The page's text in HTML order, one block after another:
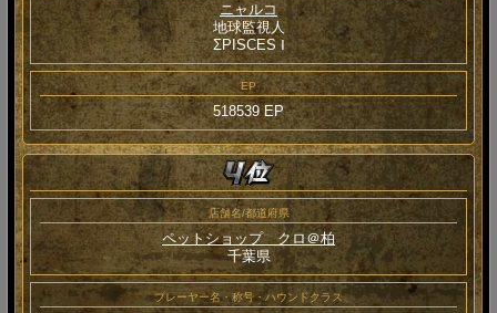
ニャルコ
地球監視人
ΣPISCES Ⅰ
EP
518539 EP
店舗名/都道府県
ペットショップ クロ＠柏
千葉県
プレーヤー名・称号・ハウンドクラス